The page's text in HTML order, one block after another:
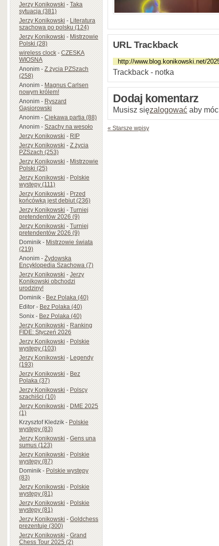
Jerzy Konikowski-Taka
sytuacja (381)
Jerzy Konikowski-Literatura
szachowa po polsku (124)
Jerzy Konikowski-Mistrzowie
Polski (28)
wireless clock-CZESKA
WIOSNA
Anonim-Z życia PZSzach
(258)
Anonim-Magnus Carlsen
nowym królem!
Anonim-Ryszard
Gąsiorowski
Anonim-Ciekawa partia (88)
Anonim-Szachy na wesoło
Jerzy Konikowski-RIP
Jerzy Konikowski-Z życia
PZSzach (253)
Jerzy Konikowski-Mistrzowie
Polski (25)
Jerzy Konikowski-Polskie
występy (111)
Jerzy Konikowski-Przed
końcówką jest debiut (236)
Jerzy Konikowski-Turniej
pretendentów 2026 (9)
Jerzy Konikowski-Turniej
pretendentów 2026 (9)
Dominik-Mistrzowie świata
(219)
Anonim-Żydowska
Encyklopedia Szachowa (7)
Jerzy Konikowski-Jerzy
Konikowski obchodzi
urodziny!
Dominik-Bez Polaka (40)
Editor-Bez Polaka (40)
Sonix-Bez Polaka (40)
Jerzy Konikowski-Ranking
FIDE: Styczeń 2026
Jerzy Konikowski-Polskie
występy (103)
Jerzy Konikowski-Legendy
(193)
Jerzy Konikowski-Bez
Polaka (37)
Jerzy Konikowski-Polscy
szachiści (10)
Jerzy Konikowski-DME 2025
(1)
Krzysztof Kledzik-Polskie
występy (83)
Jerzy Konikowski-Gens una
sumus (123)
Jerzy Konikowski-Polskie
występy (87)
Dominik-Polskie występy
(83)
Jerzy Konikowski-Polskie
występy (81)
Jerzy Konikowski-Polskie
występy (81)
Jerzy Konikowski-Goldchess
prezentuje (300)
Jerzy Konikowski-Grand
Chess Tour 2025 (2)
URL Trackback
Trackback - notka
Dodaj komentarz
Musisz sięzalogować aby
« Starsze wpisy